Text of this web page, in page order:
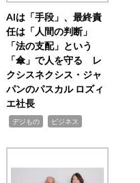
AIは「手段」、最終責
任は「人間の判断」
「法の支配」という
「傘」で人を守る レ
クシスネクシス・ジャ
パンのパスカル ロズィ
エ社長
デジもの ビジネス